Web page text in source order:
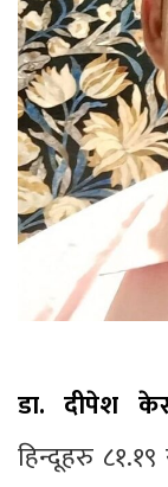
डा. दीपेश
हिन्दूहरु ८१.१९